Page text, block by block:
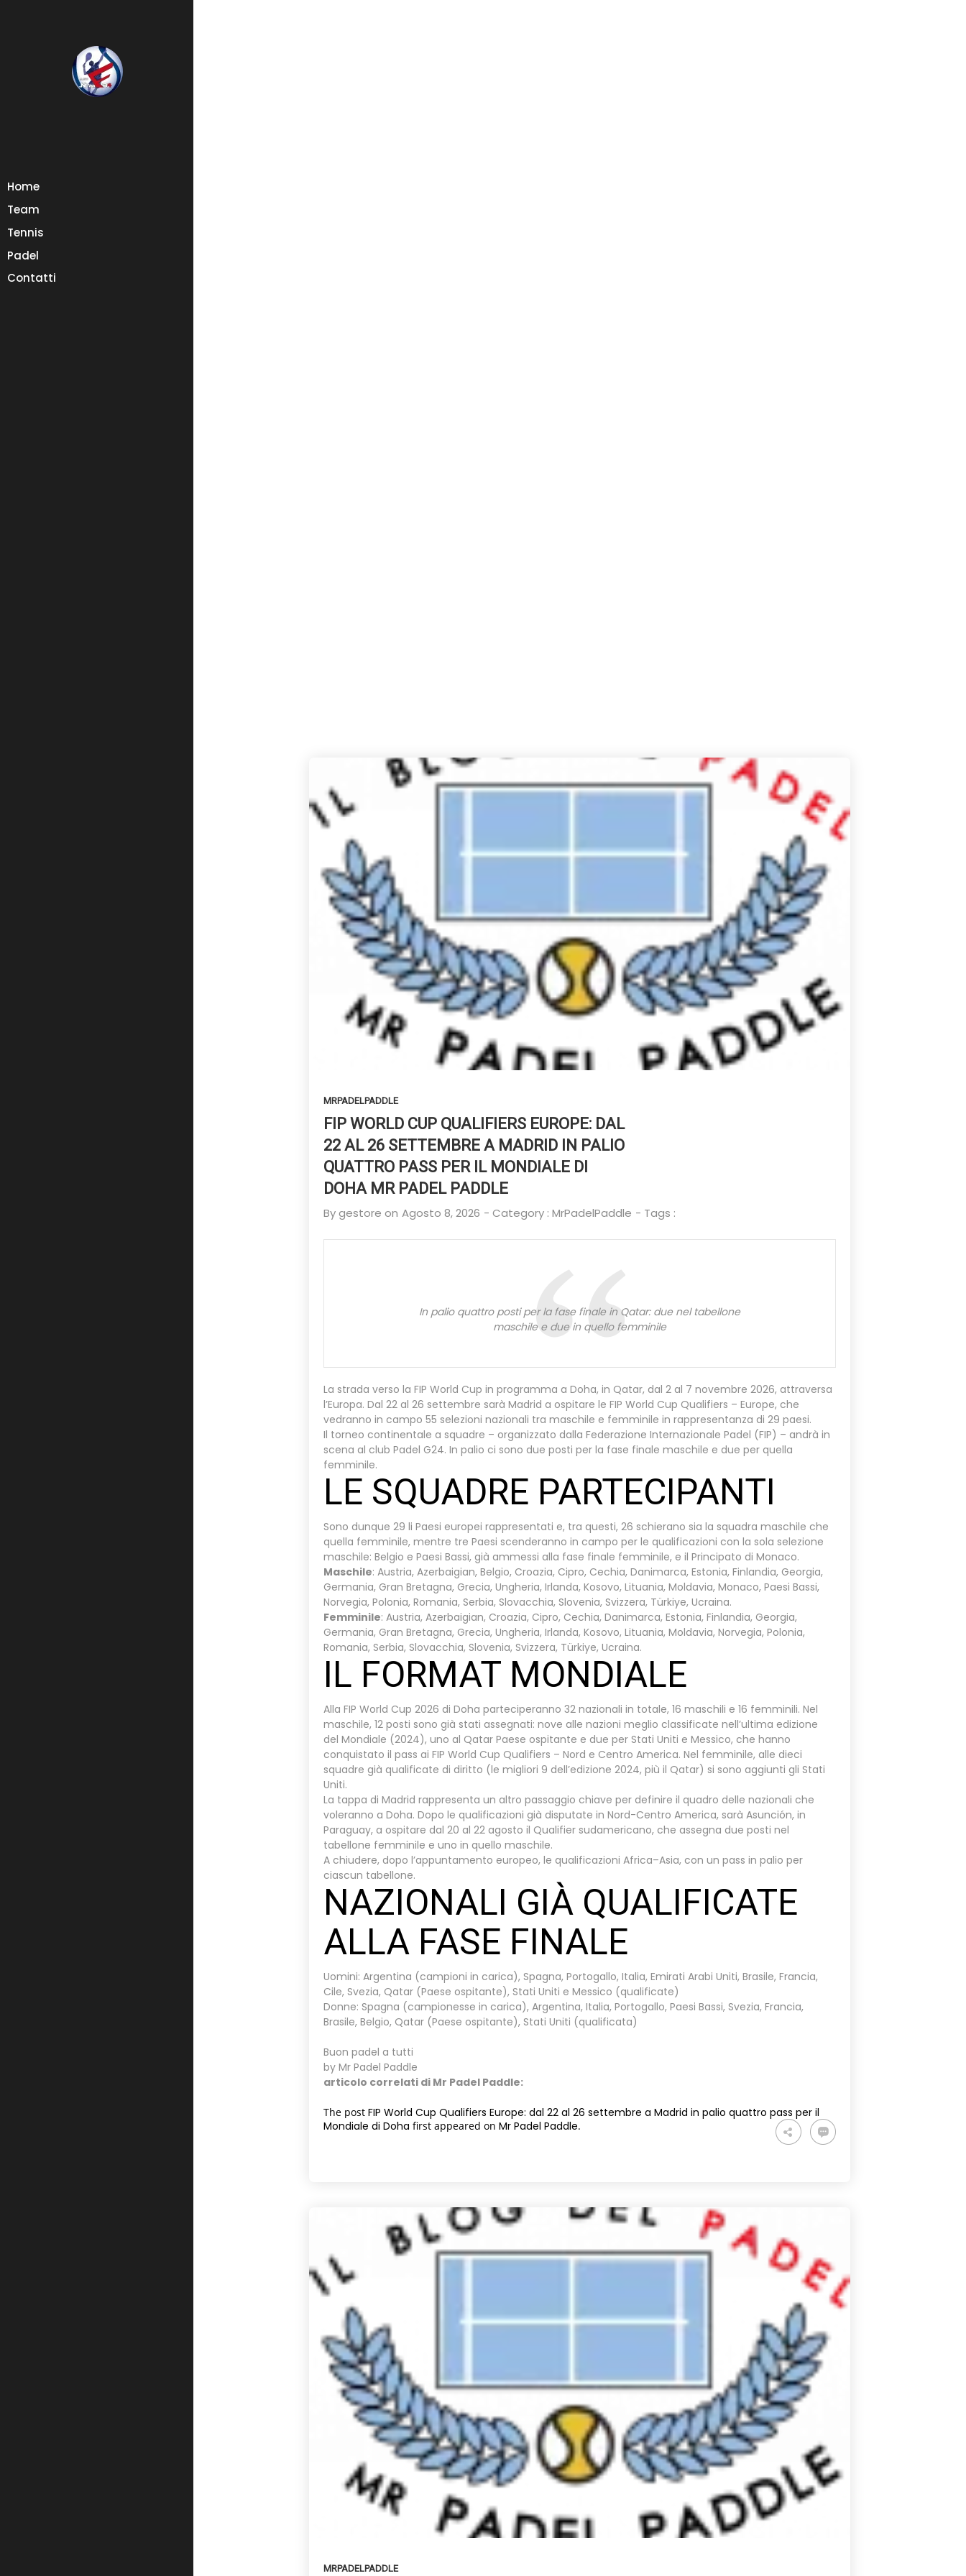
Home
Team
Tennis
Padel
Contatti
MRPADELPADDLE
FIP WORLD CUP QUALIFIERS EUROPE: DAL
22 AL 26 SETTEMBRE A MADRID IN PALIO
QUATTRO PASS PER IL MONDIALE DI
DOHA MR PADEL PADDLE
Bygestore on Agosto 8, 2026 - Category :MrPadelPaddle - Tags :
In palio quattro posti per la fase finale in Qatar: due nel tabellone
maschile e due in quello femminile
La strada verso la FIP World Cup in programma a Doha, in Qatar, dal 2 al 7 novembre 2026, attraversa
l’Europa. Dal 22 al 26 settembre sarà Madrid a ospitare le FIP World Cup Qualifiers – Europe, che
vedranno in campo 55 selezioni nazionali tra maschile e femminile in rappresentanza di 29 paesi.
Il torneo continentale a squadre – organizzato dalla Federazione Internazionale Padel (FIP) – andrà in
scena al club Padel G24. In palio ci sono due posti per la fase finale maschile e due per quella
femminile.
LE SQUADRE PARTECIPANTI
Sono dunque 29 li Paesi europei rappresentati e, tra questi, 26 schierano sia la squadra maschile che
quella femminile, mentre tre Paesi scenderanno in campo per le qualificazioni con la sola selezione
maschile: Belgio e Paesi Bassi, già ammessi alla fase finale femminile, e il Principato di Monaco.
Maschile: Austria, Azerbaigian, Belgio, Croazia, Cipro, Cechia, Danimarca, Estonia, Finlandia, Georgia,
Germania, Gran Bretagna, Grecia, Ungheria, Irlanda, Kosovo, Lituania, Moldavia, Monaco, Paesi Bassi,
Norvegia, Polonia, Romania, Serbia, Slovacchia, Slovenia, Svizzera, Türkiye, Ucraina.
Femminile: Austria, Azerbaigian, Croazia, Cipro, Cechia, Danimarca, Estonia, Finlandia, Georgia,
Germania, Gran Bretagna, Grecia, Ungheria, Irlanda, Kosovo, Lituania, Moldavia, Norvegia, Polonia,
Romania, Serbia, Slovacchia, Slovenia, Svizzera, Türkiye, Ucraina.
IL FORMAT MONDIALE
Alla FIP World Cup 2026 di Doha parteciperanno 32 nazionali in totale, 16 maschili e 16 femminili. Nel
maschile, 12 posti sono già stati assegnati: nove alle nazioni meglio classificate nell’ultima edizione
del Mondiale (2024), uno al Qatar Paese ospitante e due per Stati Uniti e Messico, che hanno
conquistato il pass ai FIP World Cup Qualifiers – Nord e Centro America. Nel femminile, alle dieci
squadre già qualificate di diritto (le migliori 9 dell’edizione 2024, più il Qatar) si sono aggiunti gli Stati
Uniti.
La tappa di Madrid rappresenta un altro passaggio chiave per definire il quadro delle nazionali che
voleranno a Doha. Dopo le qualificazioni già disputate in Nord-Centro America, sarà Asunción, in
Paraguay, a ospitare dal 20 al 22 agosto il Qualifier sudamericano, che assegna due posti nel
tabellone femminile e uno in quello maschile.
A chiudere, dopo l’appuntamento europeo, le qualificazioni Africa–Asia, con un pass in palio per
ciascun tabellone.
NAZIONALI GIÀ QUALIFICATE
ALLA FASE FINALE
Uomini: Argentina (campioni in carica), Spagna, Portogallo, Italia, Emirati Arabi Uniti, Brasile, Francia,
Cile, Svezia, Qatar (Paese ospitante), Stati Uniti e Messico (qualificate)
Donne: Spagna (campionesse in carica), Argentina, Italia, Portogallo, Paesi Bassi, Svezia, Francia,
Brasile, Belgio, Qatar (Paese ospitante), Stati Uniti (qualificata)
Buon padel a tutti
by Mr Padel Paddle
articolo correlati di Mr Padel Paddle:
The postFIP World Cup Qualifiers Europe: dal 22 al 26 settembre a Madrid in palio quattro pass per il
Mondiale di Doha first appeared onMr Padel Paddle.
MRPADELPADDLE